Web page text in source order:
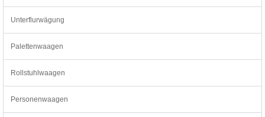
Unterflurwägung
Palettenwaagen
Rollstuhlwaagen
Personenwaagen